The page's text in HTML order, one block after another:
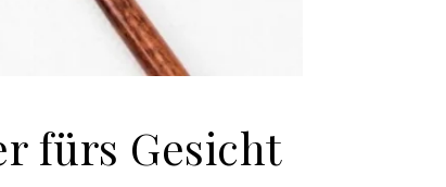
fürs Gesicht